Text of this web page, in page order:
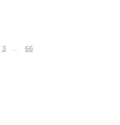
3 … 66